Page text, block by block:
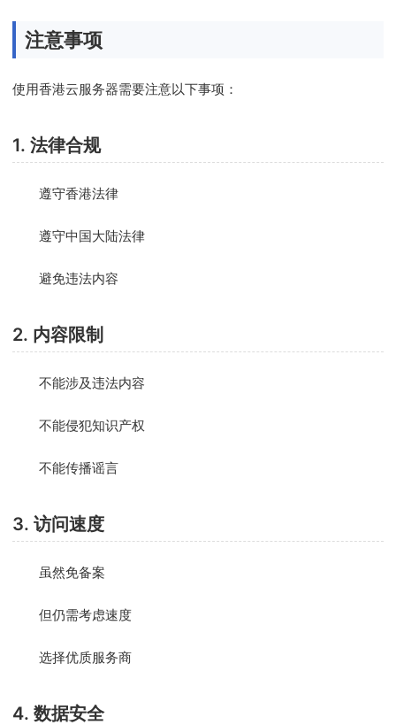
注意事项
使用香港云服务器需要注意以下事项：
1. 法律合规
遵守香港法律
遵守中国大陆法律
避免违法内容
2. 内容限制
不能涉及违法内容
不能侵犯知识产权
不能传播谣言
3. 访问速度
虽然免备案
但仍需考虑速度
选择优质服务商
4. 数据安全